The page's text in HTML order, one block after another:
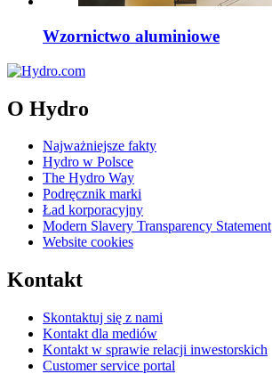
Wzornictwo aluminiowe
O Hydro
Najważniejsze fakty
Hydro w Polsce
The Hydro Way
Podręcznik marki
Ład korporacyjny
Modern Slavery Transparency Statement
Website cookies
Kontakt
Skontaktuj się z nami
Kontakt dla mediów
Kontakt w sprawie relacji inwestorskich
Customer service portal